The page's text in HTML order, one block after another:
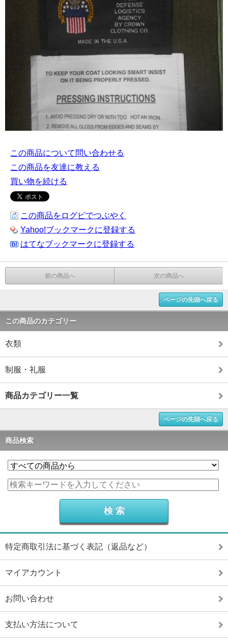
この商品について問い合わせる
この商品を友達に教える
買い物を続ける
この商品をログピでつぶやく
Yahoo!ブックマークに登録する
はてなブックマークに登録する
前の商品へ 次の商品へ
ページの先頭へ戻る
この商品のカテゴリー
衣類
制服・礼服
商品カテゴリー一覧
ページの先頭へ戻る
商品検索
特定商取引法に基づく表記（返品など）
マイアカウント
お問い合わせ
支払い方法について